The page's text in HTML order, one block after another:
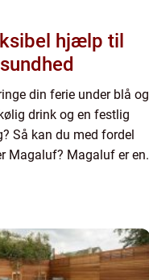
hjælp til
din ferie under blå og
drink og en festlig
Så kan du med fordel
Magaluf? Magaluf er en